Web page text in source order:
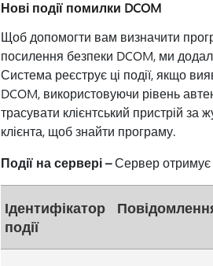
Нові події помилки DCOM
Щоб допомогти вам визначити
посилення безпеки DCOM, ми
Система реєструє ці події, якщо
DCOM, використовуючи рівень
трасувати клієнтський пристрій
клієнта, щоб знайти програму.
Події на сервері –Сервер отримує
Ідентифікатор
події